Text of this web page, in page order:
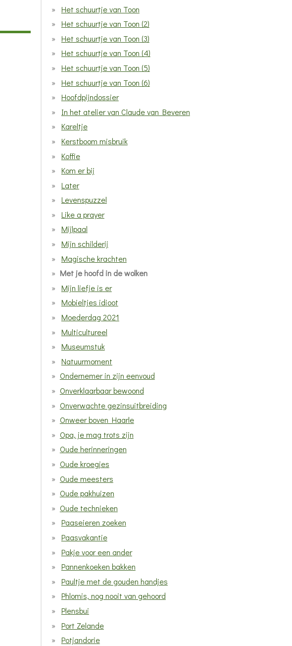
Het schuurtje van Toon
Het schuurtje van Toon (2)
Het schuurtje van Toon (3)
Het schuurtje van Toon (4)
Het schuurtje van Toon (5)
Het schuurtje van Toon (6)
Hoofdpijndossier
In het atelier van Claude van Beveren
Kareltje
Kerstboom misbruik
Koffie
Kom er bij
Later
Levenspuzzel
Like a prayer
Mijlpaal
Mijn schilderij
Magische krachten
Met je hoofd in de wolken
Mijn liefje is er
Mobieltjes idioot
Moederdag 2021
Multicultureel
Museumstuk
Natuurmoment
Ondernemer in zijn eenvoud
Onverklaarbaar bewoond
Onverwachte gezinsuitbreiding
Onweer boven Haarle
Opa, je mag trots zijn
Oude herinneringen
Oude kroegjes
Oude meesters
Oude pakhuizen
Oude technieken
Paaseieren zoeken
Paasvakantie
Pakje voor een ander
Pannenkoeken bakken
Paultje met de gouden handjes
Phlomis, nog nooit van gehoord
Plensbui
Port Zelande
Potjandorie